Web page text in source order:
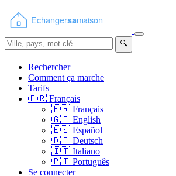
🔍
Rechercher
Comment ça marche
Tarifs
🇫🇷 Français
🇫🇷 Français
🇬🇧 English
🇪🇸 Español
🇩🇪 Deutsch
🇮🇹 Italiano
🇵🇹 Português
Se connecter